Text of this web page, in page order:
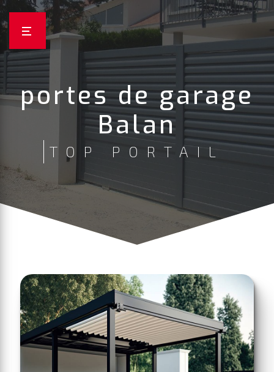
portes de garage
Balan
TOP PORTAIL
Panneau de gestion des cookies